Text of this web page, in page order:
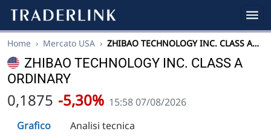
Home › Mercato USA › ZHIBAO TECHNOLOGY INC. CLASS A…
ZHIBAO TECHNOLOGY INC. CLASS A
ORDINARY
0,1875 -5,30% 15:58 07/08/2026
Grafico
Analisi tecnica